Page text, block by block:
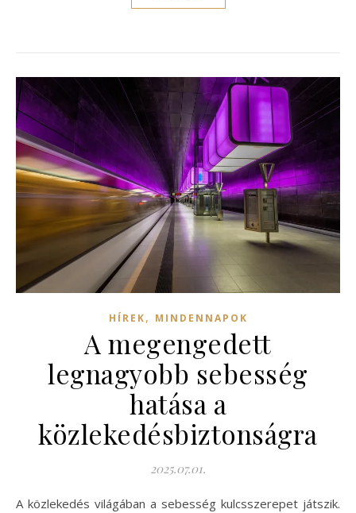
HÍREK, MINDENNAPOK
A megengedett
legnagyobb sebesség
hatása a
közlekedésbiztonságra
2025.07.01.
A közlekedés világában a sebesség kulcsszerepet játszik.